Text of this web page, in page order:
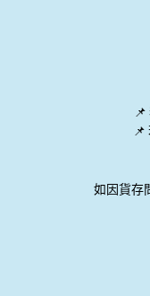
📌
📌
如因貨存